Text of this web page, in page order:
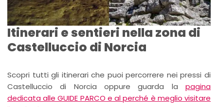
Itinerari e sentieri nella zona di
Castelluccio di Norcia
Scopri tutti gli itinerari che puoi percorrere nei pressi di
Castelluccio di Norcia oppure guarda la pagina
dedicata alle GUIDE PARCO e al perché è meglio visitare